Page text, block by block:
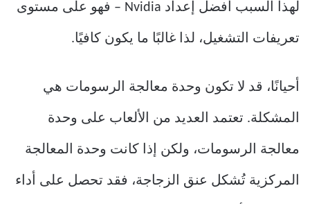
لهذا السبب أُفضل إعداد Nvidia – فهو على مستوى
تعريفات التشغيل، لذا غالبًا ما يكون كافيًا.
أحيانًا، قد لا تكون وحدة معالجة الرسومات هي
المشكلة. تعتمد العديد من الألعاب على وحدة
معالجة الرسومات، ولكن إذا كانت وحدة المعالجة
المركزية تُشكل عنق الزجاجة، فقد تحصل على أداء